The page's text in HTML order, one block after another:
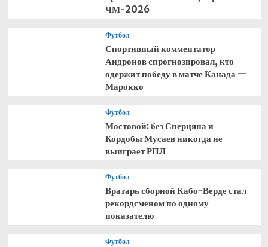
ЧМ-2026
Футбол
Спортивный комментатор
Андронов спрогнозировал, кто
одержит победу в матче Канада —
Марокко
Футбол
Мостовой: без Сперцяна и
Кордобы Мусаев никогда не
выиграет РПЛ
Футбол
Вратарь сборной Кабо-Верде стал
рекордсменом по одному
показателю
Футбол